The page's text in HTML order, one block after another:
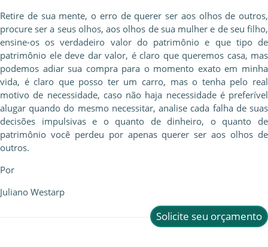
Retire de sua mente, o erro de querer ser aos olhos de outros,
procure ser a seus olhos, aos olhos de sua mulher e de seu filho,
ensine-os os verdadeiro valor do patrimônio e que tipo de
patrimônio ele deve dar valor, é claro que queremos casa, mas
podemos adiar sua compra para o momento exato em minha
vida, é claro que posso ter um carro, mas o tenha pelo real
motivo de necessidade, caso não haja necessidade é preferível
alugar quando do mesmo necessitar, analise cada falha de suas
decisões impulsivas e o quanto de dinheiro, o quanto de
patrimônio você perdeu por apenas querer ser aos olhos de
outros.
Por
Juliano Westarp
Solicite seu orçamento